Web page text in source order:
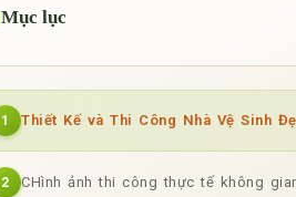
Mục lục
1 Thiết Kế và Thi Công Nhà Vệ Sinh
2 CHình ảnh thi công thực tế không